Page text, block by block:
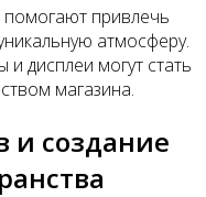
помогают привлечь
атмосферу.
дисплеи могут стать
магазина.
и создание